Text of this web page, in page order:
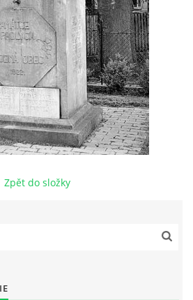
Kontakt:
tel. 773 916 275
realizován za finanční podpory
Zpět do složky